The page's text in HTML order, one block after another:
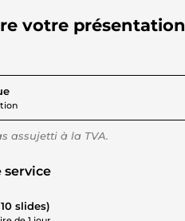
votre
pour 17,29 $US
assujetti à la TVA.
service
slides)